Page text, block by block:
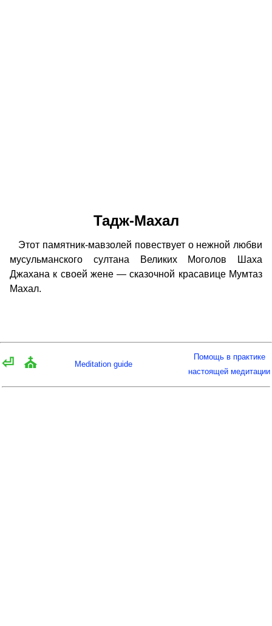
Тадж-Махал
Этот памятник-мавзолей повествует о нежной любви
мусульманского султана Великих Моголов Шаха
Джахана к своей жене — сказочной красавице Мумтаз
Махал.
⏎ ⛪ Meditation guide
Помощь в практике
настоящей медитации